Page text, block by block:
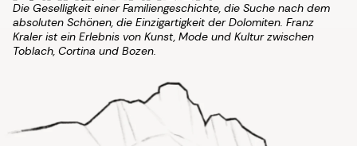
Die Geselligkeit einer Familiengeschichte, die Suche nach dem
absoluten Schönen, die Einzigartigkeit der Dolomiten. Franz
Kraler ist ein Erlebnis von Kunst, Mode und Kultur zwischen
Toblach, Cortina und Bozen.